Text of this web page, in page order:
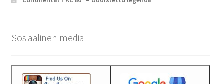
Sosiaalinen media